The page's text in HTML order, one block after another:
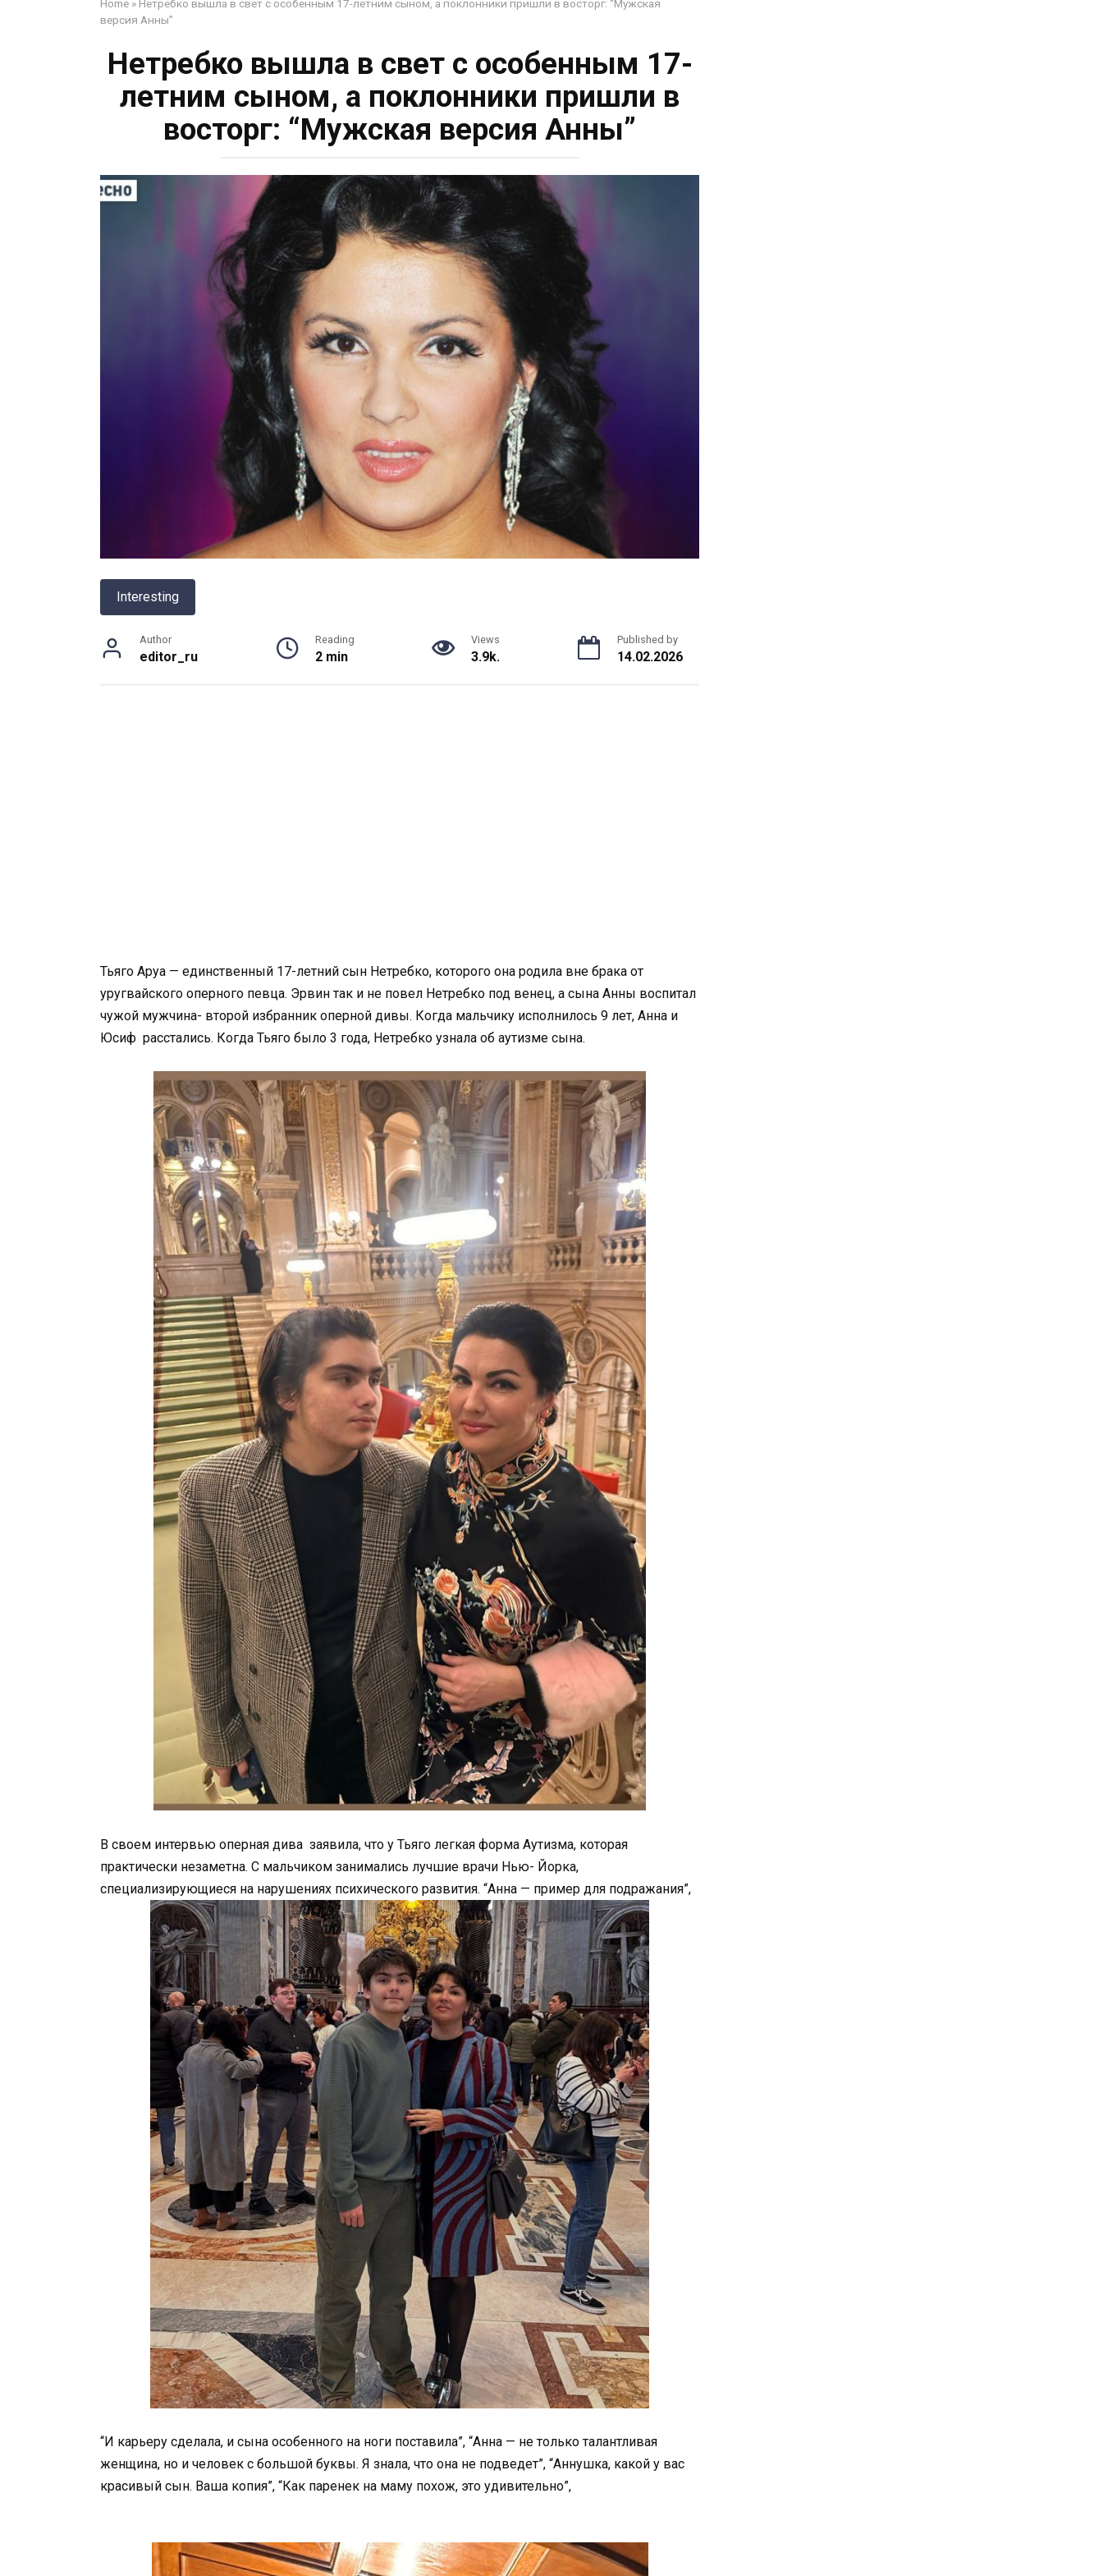
Home » Нетребко вышла в свет с особенным 17-летним сыном, а поклонники пришли в восторг: “Мужская
версия Анны”
Нетребко вышла в свет с особенным 17-
летним сыном, а поклонники пришли в
восторг: “Мужская версия Анны”
Interesting
Author
editor_ru
Reading
2 min
Views
3.9k.
Published by
14.02.2026
Тьяго Аруа — единственный 17-летний сын Нетребко, которого она родила вне брака от
уругвайского оперного певца. Эрвин так и не повел Нетребко под венец, а сына Анны воспитал
чужой мужчина- второй избранник оперной дивы. Когда мальчику исполнилось 9 лет, Анна и
Юсиф расстались. Когда Тьяго было 3 года, Нетребко узнала об аутизме сына.
В своем интервью оперная дива заявила, что у Тьяго легкая форма Аутизма, которая
практически незаметна. С мальчиком занимались лучшие врачи Нью- Йорка,
специализирующиеся на нарушениях психического развития. “Анна — пример для подражания”,
“И карьеру сделала, и сына особенного на ноги поставила”, “Анна — не только талантливая
женщина, но и человек с большой буквы. Я знала, что она не подведет”, “Аннушка, какой у вас
красивый сын. Ваша копия”, “Как паренек на маму похож, это удивительно”,